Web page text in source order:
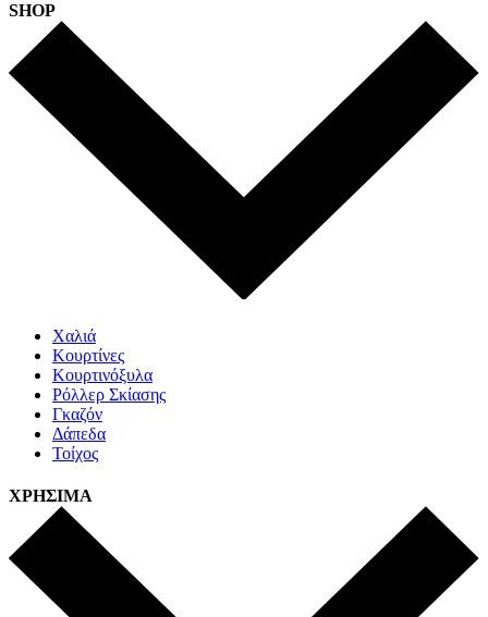
SHOP
Χαλιά
Κουρτίνες
Κουρτινόξυλα
Ρόλλερ Σκίασης
Γκαζόν
Δάπεδα
Τοίχος
ΧΡΗΣΙΜΑ